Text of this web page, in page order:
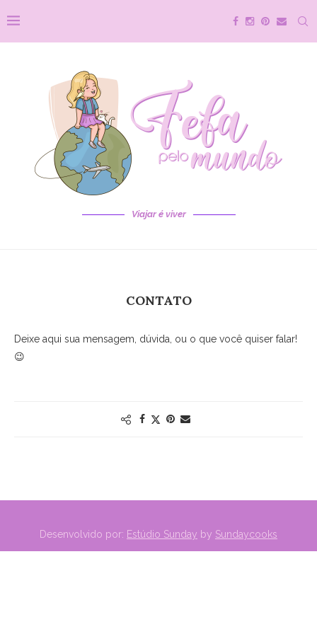
Viajar é viver
CONTATO
Deixe aqui sua mensagem, dúvida, ou o que você quiser falar!
😉
Desenvolvido por: Estúdio Sunday by Sundaycooks